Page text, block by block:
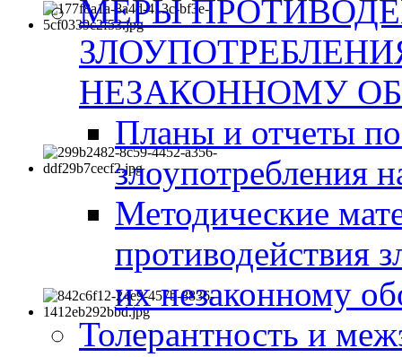
МЕРЫ
НЕЗАКОННОМУ
Планы и отчеты
злоупотребления
Методические
противодействия
их незаконному
Толерантность и